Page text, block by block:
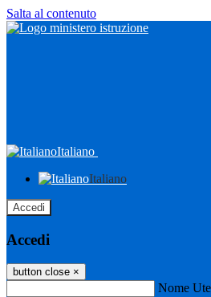
Salta al contenuto
Italiano
Italiano
Accedi
Accedi
button close ×
Nome